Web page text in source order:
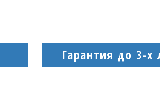
Гарантия до 3-х